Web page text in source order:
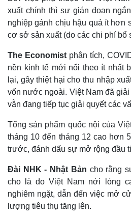
xuất chính thì sự gián đoạn
nghiệp gánh chịu hậu quả ít hơn
cơ sở sản xuất (do các chi phí bổ
The Economist phân tích,
nền kinh tế mới nổi theo ít nhất
lại, gây thiệt hại cho thu nhập
vốn nước ngoài. Việt Nam đã
vẫn đang tiếp tục giải quyết các
Tổng sản phẩm quốc nội của
tháng 10 đến tháng 12 cao hơn
trước, đánh dấu sự mở rộng đầu
Đài NHK - Nhật Bản cho rằng
cho là do Việt Nam nới lỏng
nghiêm ngặt, dẫn đến việc mở
lượng tiêu thụ tăng lên.